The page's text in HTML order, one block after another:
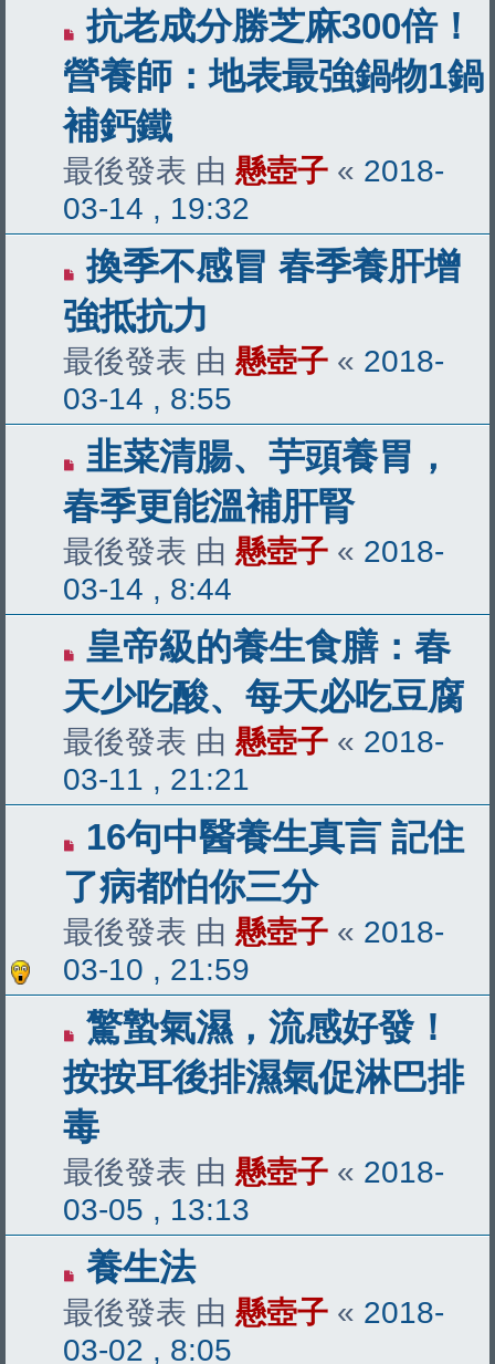
抗老成分勝芝麻300倍！
營養師：地表最強鍋物1鍋
補鈣鐵
最後發表 由 懸壺子 « 2018-
03-14 , 19:32
換季不感冒 春季養肝增
強抵抗力
最後發表 由 懸壺子 « 2018-
03-14 , 8:55
韭菜清腸、芋頭養胃，
春季更能溫補肝腎
最後發表 由 懸壺子 « 2018-
03-14 , 8:44
皇帝級的養生食膳：春
天少吃酸、每天必吃豆腐
最後發表 由 懸壺子 « 2018-
03-11 , 21:21
16句中醫養生真言 記住
了病都怕你三分
最後發表 由 懸壺子 « 2018-
03-10 , 21:59
驚蟄氣濕，流感好發！
按按耳後排濕氣促淋巴排
毒
最後發表 由 懸壺子 « 2018-
03-05 , 13:13
養生法
最後發表 由 懸壺子 « 2018-
03-02 , 8:05